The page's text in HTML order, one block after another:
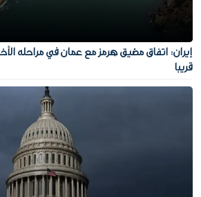
إيران: اتفاق مضيق هرمز مع عمان في مراحله
قريبا